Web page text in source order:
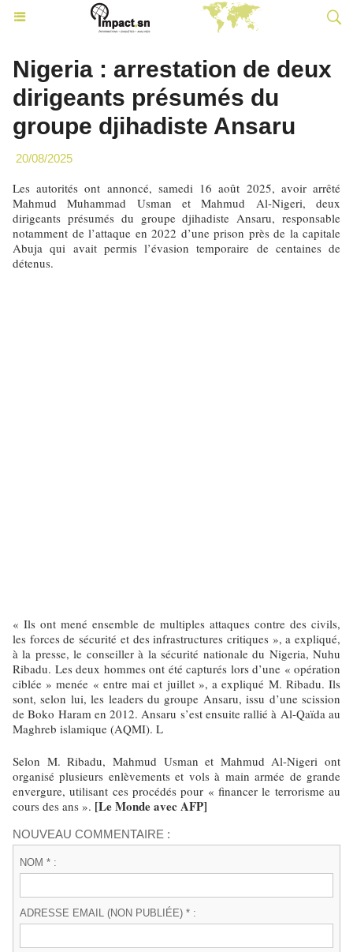
Nigeria : arrestation de deux
dirigeants présumés du
groupe djihadiste Ansaru
20/08/2025
Les autorités ont annoncé, samedi 16 août 2025, avoir arrêté
Mahmud Muhammad Usman et Mahmud Al-Nigeri, deux
dirigeants présumés du groupe djihadiste Ansaru, responsable
notamment de l’attaque en 2022 d’une prison près de la capitale
Abuja qui avait permis l’évasion temporaire de centaines de
détenus.
« Ils ont mené ensemble de multiples attaques contre des civils,
les forces de sécurité et des infrastructures critiques », a expliqué,
à la presse, le conseiller à la sécurité nationale du Nigeria, Nuhu
Ribadu. Les deux hommes ont été capturés lors d’une « opération
ciblée » menée « entre mai et juillet », a expliqué M. Ribadu. Ils
sont, selon lui, les leaders du groupe Ansaru, issu d’une scission
de Boko Haram en 2012. Ansaru s’est ensuite rallié à Al-Qaïda au
Maghreb islamique (AQMI). L
Selon M. Ribadu, Mahmud Usman et Mahmud Al-Nigeri ont
organisé plusieurs enlèvements et vols à main armée de grande
envergure, utilisant ces procédés pour « financer le terrorisme au
cours des ans ». [Le Monde avec AFP]
NOUVEAU COMMENTAIRE :
NOM * :
ADRESSE EMAIL (NON PUBLIÉE) * :